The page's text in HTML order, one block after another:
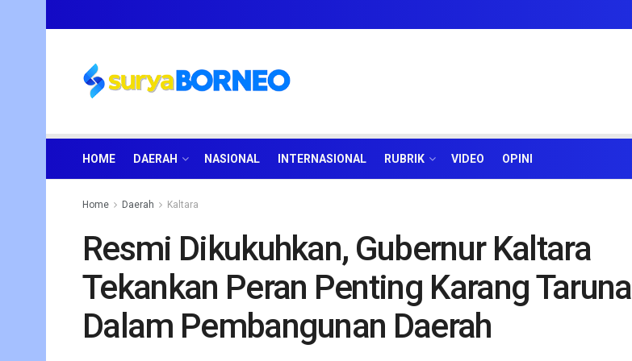
HOME DAERAH NASIONAL INTERNASIONAL RUBRIK VIDEO OPINI
Home Daerah Kaltara
Resmi Dikukuhkan, Gubernur Kaltara
Tekankan Peran Penting Karang Taruna
Dalam Pembangunan Daerah